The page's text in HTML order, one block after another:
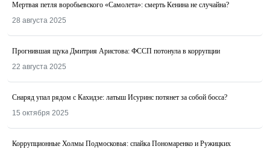
Мертвая петля воробьевского «Самолета»: смерть Кенина не случайна?
28 августа 2025
Прогнившая щука Дмитрия Аристова: ФССП потонула в коррупции
22 августа 2025
Снаряд упал рядом с Кахидзе: латыш Исуринс потянет за собой босса?
15 октября 2025
Коррупционные Холмы Подмосковья: спайка Пономаренко и Ружицких